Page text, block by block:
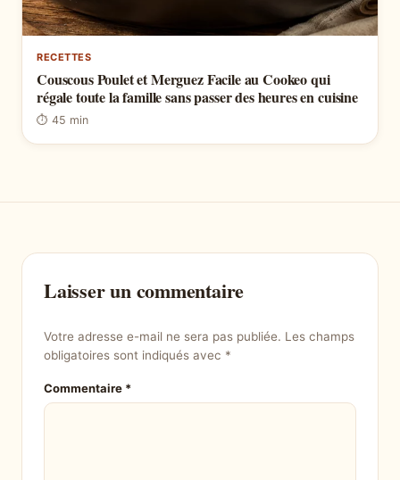
RECETTES
Couscous Poulet et Merguez Facile au Cookeo qui
régale toute la famille sans passer des heures en cuisine
⏱ 45 min
Laisser un commentaire
Votre adresse e-mail ne sera pas publiée. Les champs
obligatoires sont indiqués avec *
Commentaire *